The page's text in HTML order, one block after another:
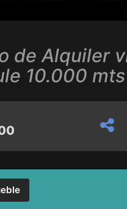
de Alquiler
10.000 mts